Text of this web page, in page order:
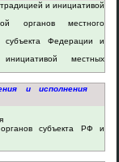
и инициативой
органов местного
субъекта Федерации и
местных
и исполнения
субъекта РФ и